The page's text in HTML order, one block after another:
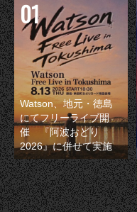
Watson、地元・徳島
にてフリーライブ開
催 『阿波おどり
2026』に併せて実施